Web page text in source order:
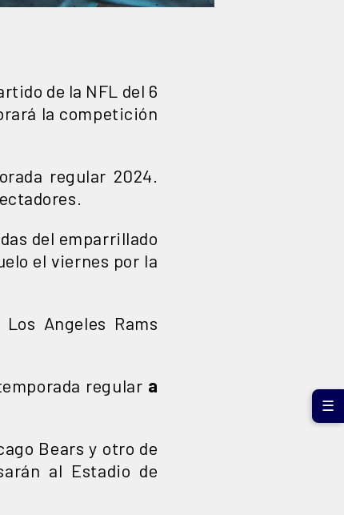
de la NFL del 6
la competición
regular 2024.
del emparrillado
el viernes por la
Angeles Rams
regular a
Bears y otro de
al Estadio de
☰